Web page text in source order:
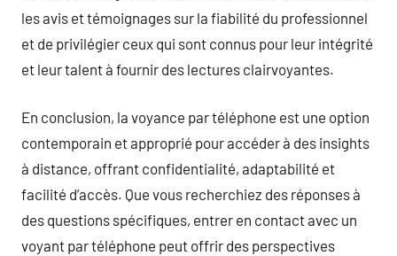
les avis et témoignages sur la fiabilité du professionnel
et de privilégier ceux qui sont connus pour leur intégrité
et leur talent à fournir des lectures clairvoyantes.
En conclusion, la voyance par téléphone est une option
contemporain et approprié pour accéder à des insights
à distance, offrant confidentialité, adaptabilité et
facilité d’accès. Que vous recherchiez des réponses à
des questions spécifiques, entrer en contact avec un
voyant par téléphone peut offrir des perspectives